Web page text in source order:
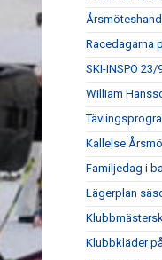
Racedagarna
SKI-INSPO
William
Kallelse
Familjedag i
Lägerplan
Klubbkläder